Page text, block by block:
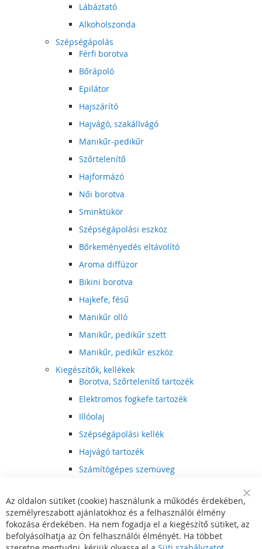
Lábáztató
Alkoholszonda
Szépségápolás
Férfi borotva
Bőrápoló
Epilátor
Hajszárító
Hajvágó, szakállvágó
Manikűr-pedikűr
Szőrtelenítő
Hajformázó
Női borotva
Sminktükör
Szépségápolási eszköz
Bőrkeményedés eltávolító
Aroma diffúzor
Bikini borotva
Hajkefe, fésű
Manikűr olló
Manikűr, pedikűr szett
Manikűr, pedikűr eszköz
Kiegészítők, kellékek
Borotva, Szőrtelenítő tartozék
Elektromos fogkefe tartozék
Illóolaj
Szépségápolási kellék
Hajvágó tartozék
Számítógépes szemüveg
Hajvágó kiegészítő
Szórakoztató elektronika
Multimédia
DVD, BluRay lejátszó
Bar
Az oldalon sütiket (cookie) használunk a működés érdekében,
személyreszabott ajánlatokhoz és a felhasználói élmény
fokozása érdekében. Ha nem fogadja el a kiegészítő sütiket, az
befolyásolhatja az Ön felhasználói élményét. Ha többet